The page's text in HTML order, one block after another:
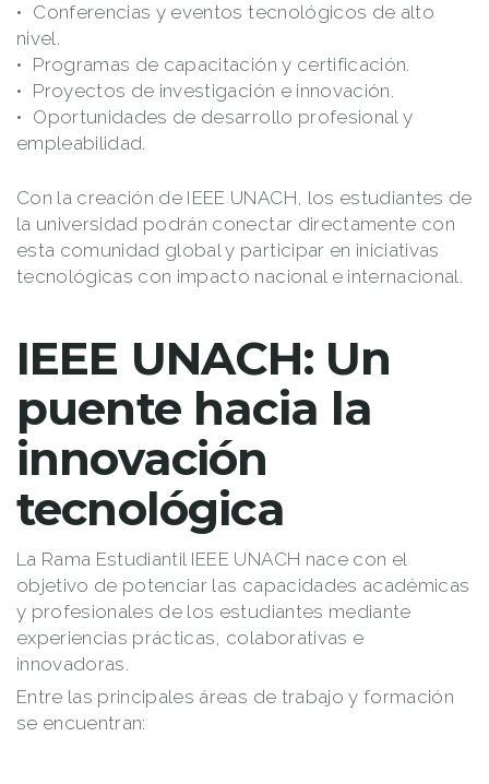
Conferencias y eventos tecnológicos de alto
nivel.
Programas de capacitación y certificación.
Proyectos de investigación e innovación.
Oportunidades de desarrollo profesional y
empleabilidad.
Con la creación de IEEE UNACH, los estudiantes de
la universidad podrán conectar directamente con
esta comunidad global y participar en iniciativas
tecnológicas con impacto nacional e internacional.
IEEE UNACH: Un
puente hacia la
innovación
tecnológica
La Rama Estudiantil IEEE UNACH nace con el
objetivo de potenciar las capacidades académicas
y profesionales de los estudiantes mediante
experiencias prácticas, colaborativas e
innovadoras.
Entre las principales áreas de trabajo y formación
se encuentran: